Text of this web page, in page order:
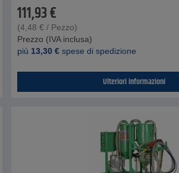
111,93€
(4,48 € / Pezzo)
Prezzo (IVA inclusa)
piú 13,30 € spese di spedizione
Ulteriori informazioni